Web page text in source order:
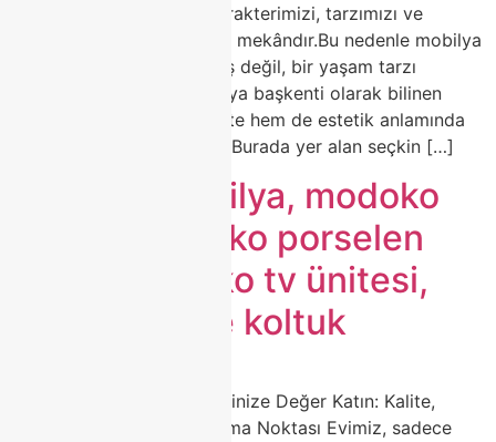
yaşadığımız alan değil; karakterimizi, tarzımızı ve
zevkimizi yansıtan en özel mekândır.Bu nedenle mobilya
seçimi, sadece bir alışveriş değil, bir yaşam tarzı
tercihidir.Türkiye’nin mobilya başkenti olarak bilinen
Modoko, yıllardır hem kalite hem de estetik anlamında
sektörün öncüsü olmuştur.Burada yer alan seçkin […]
modoko mobilya, modoko
koltuk, modoko porselen
masa, modoko tv ünitesi,
modoko köşe koltuk
🛋️ Modoko Mobilya ile Evinize Değer Katın: Kalite,
Zarafet ve Estetiğin Buluşma Noktası Evimiz, sadece